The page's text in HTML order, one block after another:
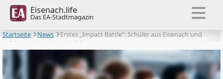
Eisenach.life
Das EA-Stadtmagazin
Startseite
News
Erstes „Impact Battle“: Schüler aus Eisenach und
Ruhla punkten mit Sozialideen